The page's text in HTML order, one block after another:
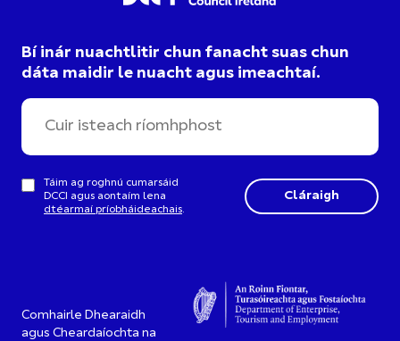
Bí inár nuachtlitir chun fanacht suas chun
dáta maidir le nuacht agus imeachtaí.
Táim ag roghnú cumarsáid
DCCI agus aontaím lena
dtéarmaí príobháideachais.
Comhairle Dhearaidh
agus Cheardaíochta na